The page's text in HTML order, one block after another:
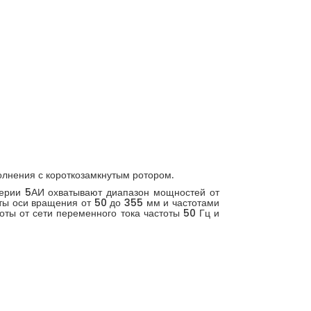
с короткозамкнутым ротором.
5АИ охватывают диапазон мощностей от
оси вращения от 50 до 355 мм и частотами
от сети переменного тока частоты 50 Гц и